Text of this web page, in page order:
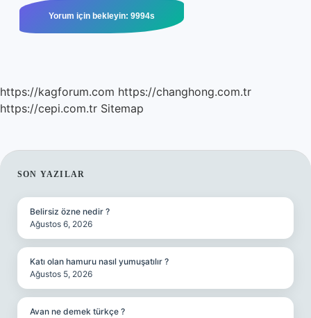
https://kagforum.com https://changhong.com.tr
https://cepi.com.tr Sitemap
SIDEBAR
SON YAZILAR
Belirsiz özne nedir ?
Ağustos 6, 2026
Katı olan hamuru nasıl yumuşatılır ?
Ağustos 5, 2026
Avan ne demek türkçe ?